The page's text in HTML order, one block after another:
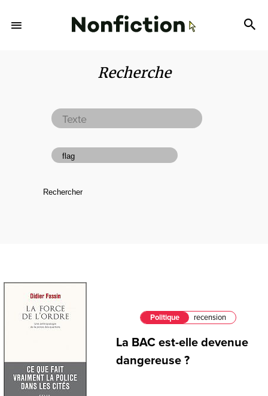
Recherche
Politique recension
La BAC est-elle devenue
dangereuse ?